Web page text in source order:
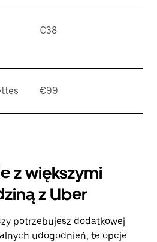
€38
€99
z większymi
z Uber
potrzebujesz dodatkowej
udogodnień, te opcje